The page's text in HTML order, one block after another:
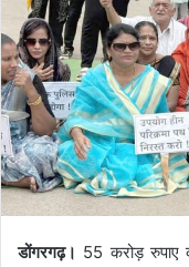
डोंगरगढ़। 55 करोड़ रुपाए